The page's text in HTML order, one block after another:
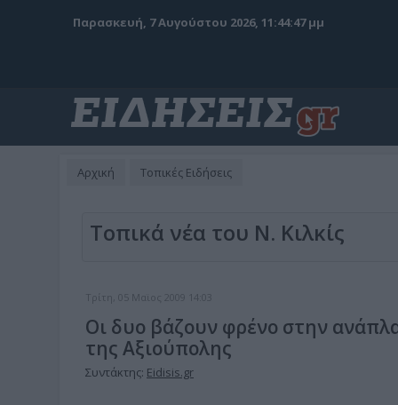
Παρασκευή, 7 Αυγούστου 2026, 11:44:48 μμ
Αρχική Τοπικές Ειδήσεις
Τοπικά νέα του Ν. Κιλκίς
Τρίτη, 05 Μαϊος 2009 14:03
Οι δυο βάζουν φρένο στην
της Αξιούπολης
Συντάκτης: Eidisis.gr